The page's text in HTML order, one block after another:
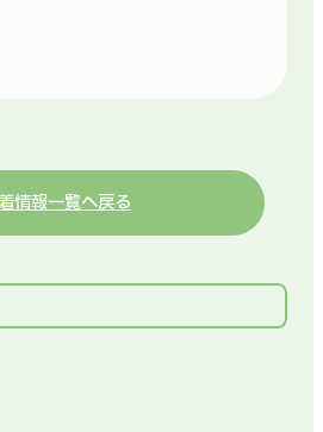
情報一覧へ戻る